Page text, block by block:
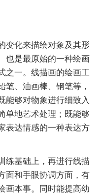
化来描绘对象及其形
也是最原始的一种绘画
之一。线描画的绘画工
笔、油画棒、钢笔等，
能够对物象进行细致入
单地艺术处理；既能够
表达情感的一种表达方
基础上，再进行线描
面和手眼协调方面，有
画本事。同时能提高幼